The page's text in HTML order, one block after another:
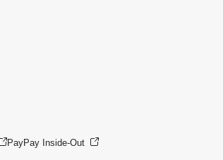
PayPay Inside-Out